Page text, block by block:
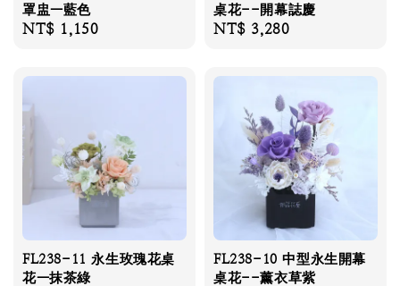
罩盅—藍色
Regular
NT$ 1,150
桌花--開幕誌慶
Regular
NT$ 3,280
FL238-11 永生玫瑰花桌
花—抹茶綠
FL238-10 中型永生開幕
桌花--薰衣草紫